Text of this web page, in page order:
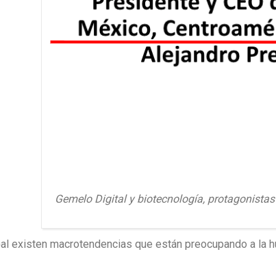
Gemelo Digital y biotecnología,
existen macrotendencias que están preocupando a la